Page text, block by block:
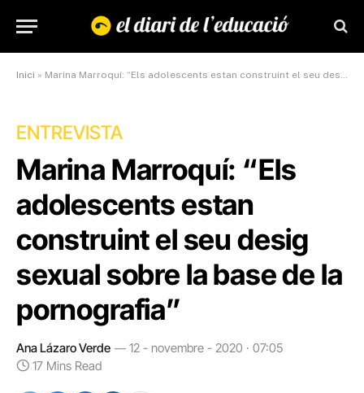
Inici » Marina Marroquí: “Els adolescents estan construint el seu desig sexual sobre la base de la pornografia”
ENTREVISTA
Marina Marroquí: “Els
adolescents estan
construint el seu desig
sexual sobre la base de la
pornografia”
Ana Lázaro Verde
12 - novembre - 2020 · 07:05
17 Mins Read